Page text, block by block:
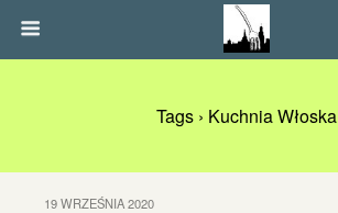
Tags › Kuchnia Włoska
19 WRZEŚNIA 2020